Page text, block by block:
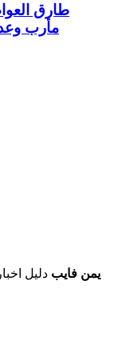
طارق
مأرب
يمن فايب دليل